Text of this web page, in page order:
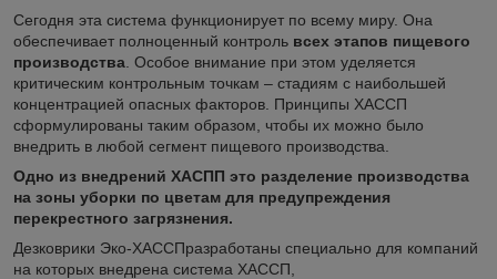
Сегодня эта система функционирует по всему миру. Она
обеспечивает полноценный контроль всех этапов пищевого
производства . Особое внимание при этом уделяется
критическим контрольным точкам – стадиям с наибольшей
концентрацией опасных факторов. Принципы ХАССП
сформулированы таким образом, чтобы их можно было
внедрить в любой сегмент пищевого производства.
Одно из внедрений ХАСПП это разделение производства
на зоны уборки по цветам для предупреждения
перекрестного загрязнения.
Дезковрики Эко-ХАССПразработаны специально для компаний
на которых внедрена система ХАССП,